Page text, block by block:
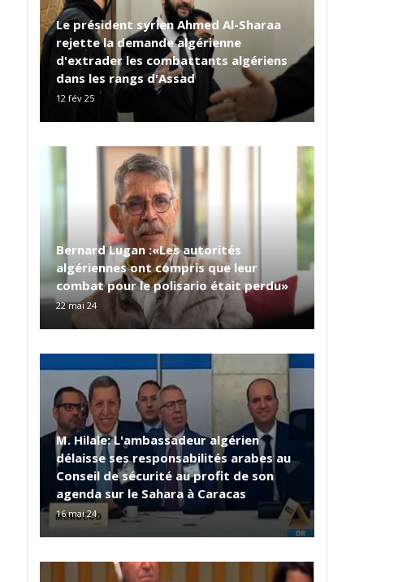
Le président syrien Ahmed Al-Sharaa
rejette la demande algérienne
d'extrader les combattants algériens
dans les rangs d'Assad
12 fév 25
Bernard Lugan :«Les autorités
algériennes ont compris que leur
combat pour le polisario était perdu»
22 mai 24
M. Hilale: L'ambassadeur algérien
délaisse ses responsabilités arabes au
Conseil de sécurité au profit de son
agenda sur le Sahara à Caracas
16 mai 24